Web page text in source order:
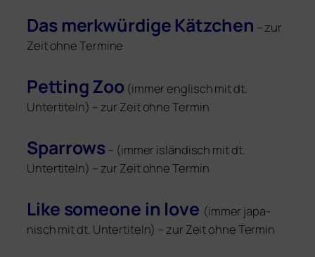
Das merk­wür­di­ge Kätzchen – zur
Zeit ohne Termine
Petting Zoo (immer eng­lisch mit dt.
Untertiteln) – zur Zeit ohne Termin
Sparrows– (immer islän­disch mit dt.
Untertiteln) – zur Zeit ohne Termin
Like someone in love (immer japa­
nisch mit dt. Untertiteln) – zur Zeit ohne Termin